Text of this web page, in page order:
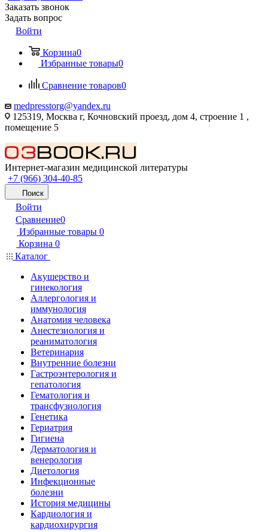
Заказать звонок
Задать вопрос
Войти
Корзина0
Избранные товары0
Сравнение товаров0
medpresstorg@yandex.ru
125319, Москва г, Кочновский проезд, дом 4, строение 1 ,
помещение 5
Интернет-магазин медицинской литературы
+7 (966) 304-40-85
Поиск
Войти
Сравнение0
Избранные товары 0
Корзина 0
Каталог
Акушерство и
гинекология
Аллергология и
иммунология
Анатомия человека
Анестезиология и
реаниматология
Ветеринария
Внутренние болезни
Гастроэнтерология и
гепатология
Гематология и
трансфузиология
Генетика
Гериатрия
Гигиена
Дерматология и
венерология
Диетология
Инфекционные
болезни
История медицины
Кардиология и
кардиохирургия